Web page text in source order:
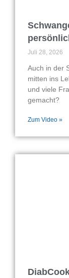
Juli 28, 2026
Auch in der
mitten ins
und viele
gemacht?
Zum Video »